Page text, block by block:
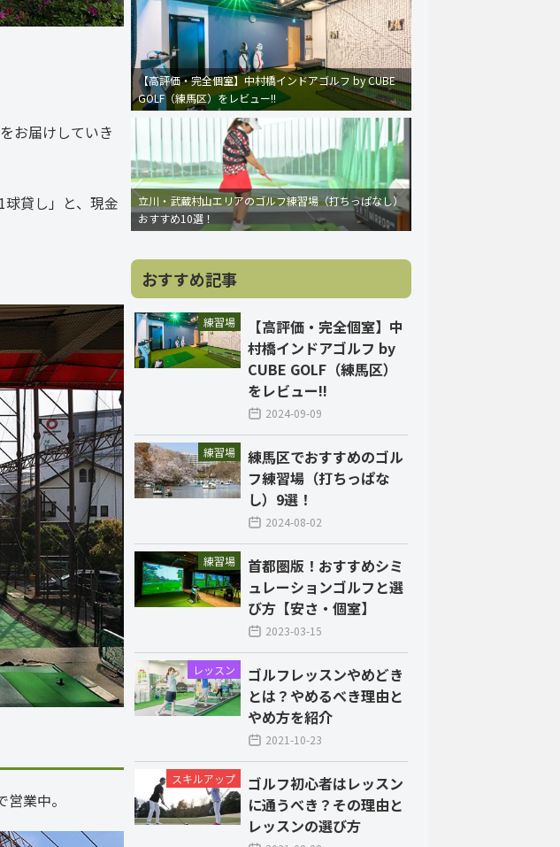
お届けしていき
貸し」と、現金
業中。
【高評価・完全個室】中村橋インドアゴルフ by CUBE
GOLF（練馬区）をレビュー!!
立川・武蔵村山エリアのゴルフ練習場（打ちっぱなし）
おすすめ10選！
おすすめ記事
練習場
【高評価・完全個室】中
村橋インドアゴルフ by
CUBE GOLF（練馬区）
をレビュー!!
2024-09-09
練習場
練馬区でおすすめのゴル
フ練習場（打ちっぱな
し）9選！
2024-08-02
練習場
首都圏版！おすすめシミ
ュレーションゴルフと選
び方【安さ・個室】
2023-03-15
レッスン
ゴルフレッスンやめどき
とは？やめるべき理由と
やめ方を紹介
2021-10-23
スキルアップ
ゴルフ初心者はレッスン
に通うべき？その理由と
レッスンの選び方